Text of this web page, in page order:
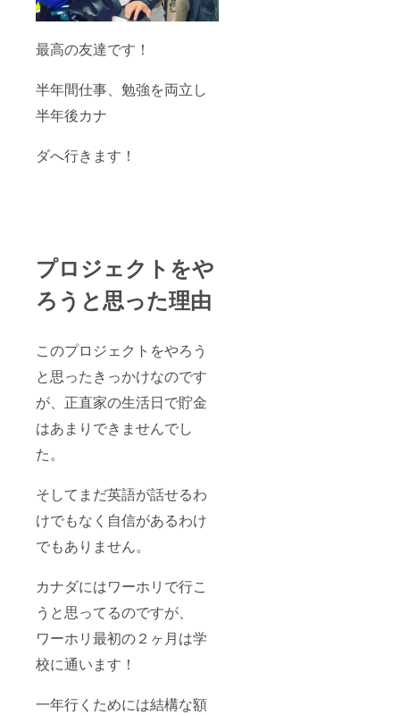
最高の友達です！
半年間仕事、勉強を両立し
半年後カナ
ダへ行きます！
プロジェクトをや
ろうと思った理由
このプロジェクトをやろう
と思ったきっかけなのです
が、正直家の生活日で貯金
はあまりできませんでし
た。
そしてまだ英語が話せるわ
けでもなく自信があるわけ
でもありません。
カナダにはワーホリで行こ
うと思ってるのですが、
ワーホリ最初の２ヶ月は学
校に通います！
一年行くためには結構な額